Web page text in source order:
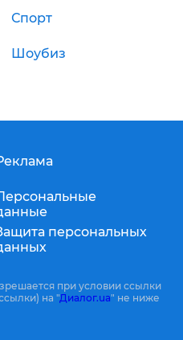
Спорт
Шоубиз
персональных
при условии ссылки
на "Диалог.ua" не ниже